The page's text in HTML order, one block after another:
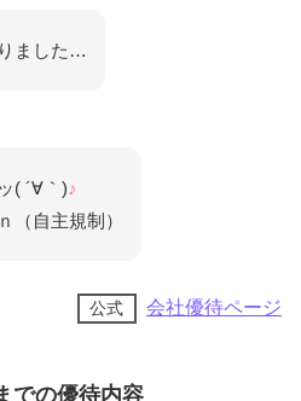
ました…
( ´∀｀)♪
（自主規制）
公式 会社優待ページ
での優待内容